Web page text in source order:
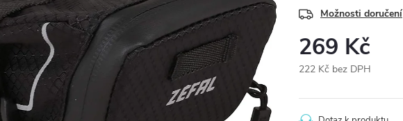
Možnosti doručení
269 Kč
222 Kč bez DPH
cena: